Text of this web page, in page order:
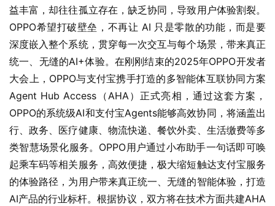
益丰富，却往往孤立存在，缺乏协同，导致用户体验割裂。
OPPO希望打破壁垒，不再让 AI 只是零散的功能，而是要
深度嵌入整个系统，贯穿每一次交互与每个场景，带来真正
统一、无缝的AI+体验。在刚刚结束的2025年OPPO开发者
大会上，OPPO与支付宝携手打造的多智能体互联协同方案
Agent Hub Access（AHA）正式亮相，通过这套方案，
OPPO的系统级AI和支付宝Agents能够高效协同，将涵盖出
行、政务、医疗健康、物流快递、餐饮外卖、生活缴费等多
类智慧场景化服务。OPPO用户通过小布助手一句话即可唤
起乘车码等相关服务，高效便捷，极大缩短触达支付宝服务
的体验路径，为用户带来真正统一、无缝的智能体验，打造
AI产品的行业标杆。根据协议，双方将在技术方面共建AHA